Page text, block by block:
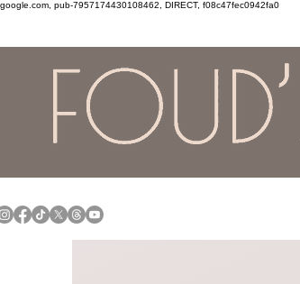
google.com, pub-7957174430108462, DIRECT, f08c47fec0942fa0